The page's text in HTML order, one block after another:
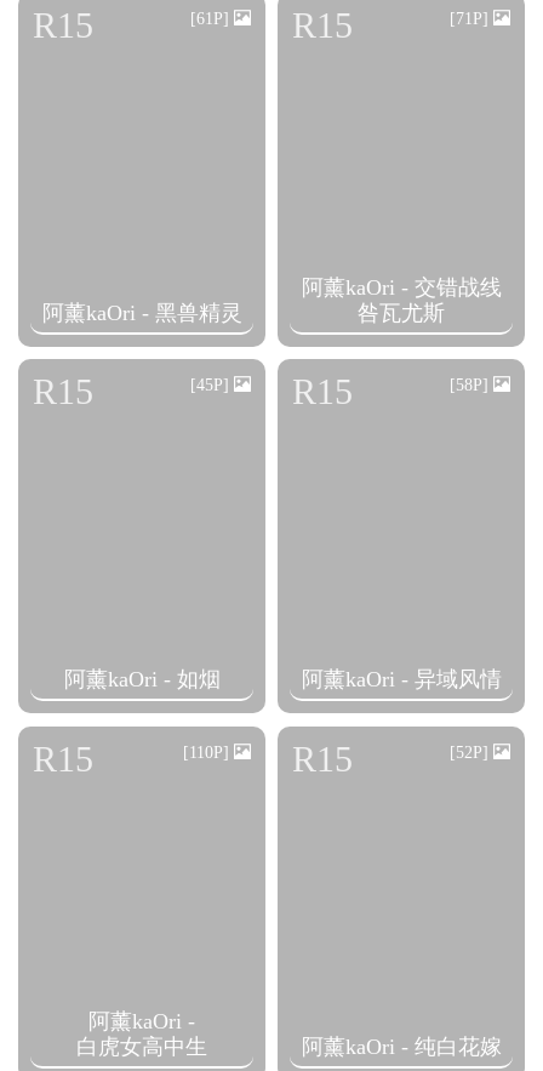
阿薰kaOri - 黑兽精灵
R15 [61P]
阿薰kaOri - 交错战线
咎瓦尤斯
R15 [71P]
阿薰kaOri - 如烟
R15 [45P]
阿薰kaOri - 异域风情
R15 [58P]
阿薰kaOri -
白虎女高中生
R15 [110P]
阿薰kaOri - 纯白花嫁
R15 [52P]